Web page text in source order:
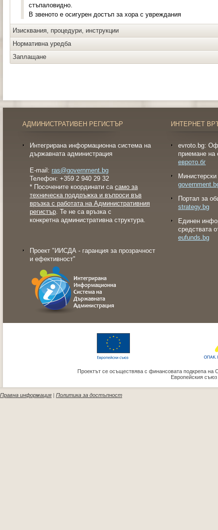
стъпаловидно.
В звеното е осигурен достъп за хора с увреждания
Изисквания, процедури, инструкции
Нормативна уредба
Заплащане
АДМИНИСТРАТИВЕН РЕГИСТЪР
Интегрирана информационна система на
държавната администрация
E-mail: ras@government.bg
Телефон: +359 2 940 29 32
* Посочените координати са само за
техническа поддръжка и въпроси във
връзка с работата на Административния
регистър. Те не са връзка с
конкретна административна структура.
Проект "ИИСДА - гаранция за прозрачност
и ефективност"
ИНТЕРНЕТ
evroto.bg:
приемане на
еврото.бг
Портал за
strategy.bg
Eдинен
средствата
eufunds.bg
Проектът се осъществява с финансовата подкрепа на
Европейския
Правна информация | Политика за достъпност